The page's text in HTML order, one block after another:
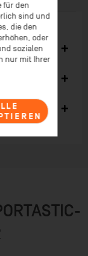
für den
sind und
die den
oder
sozialen
nur mit Ihrer